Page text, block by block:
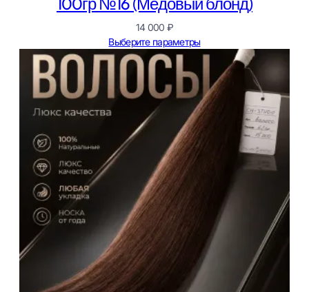
14 000 ₽
Выберите параметры